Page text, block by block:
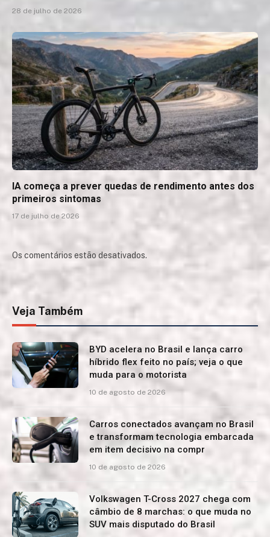
28 de julho de 2026
IA começa a prever quedas de rendimento antes dos
primeiros sintomas
17 de julho de 2026
Os comentários estão desativados.
Veja Também
BYD acelera no Brasil e lança carro
híbrido flex feito no país; veja o que
muda para o motorista
10 de agosto de 2026
Carros conectados avançam no Brasil
e transformam tecnologia embarcada
em item decisivo na compr
10 de agosto de 2026
Volkswagen T-Cross 2027 chega com
câmbio de 8 marchas: o que muda no
SUV mais disputado do Brasil